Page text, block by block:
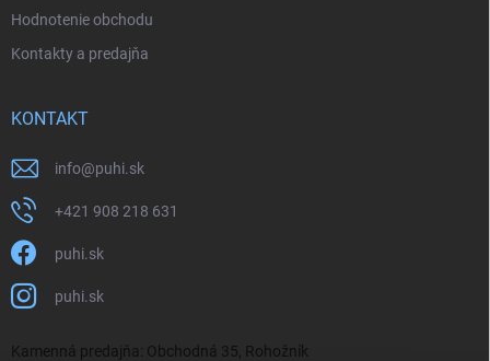
Hodnotenie obchodu
Kontakty a predajňa
KONTAKT
info@puhi.sk
+421 908 218 631
puhi.sk
puhi.sk
Kamenná predajňa: Obchodná 35, Rohožník